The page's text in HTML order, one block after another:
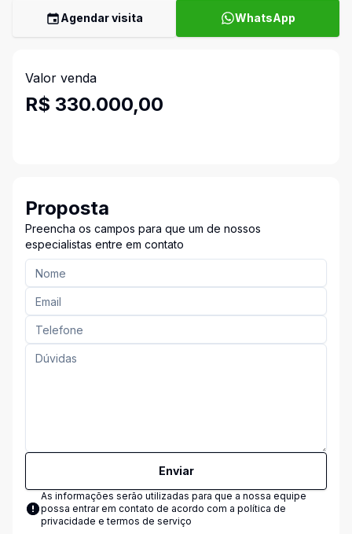
Agendar visita WhatsApp
Valor venda
R$ 330.000,00
Proposta
Preencha os campos para que um de nossos
especialistas entre em contato
Enviar
As informações serão utilizadas para que a nossa equipe
possa entrar em contato de acordo com a política de
privacidade e termos de serviço